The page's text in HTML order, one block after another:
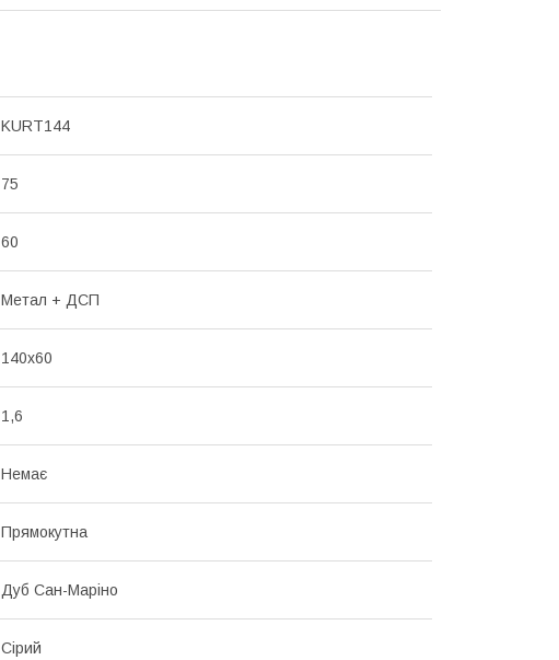
KURT144
75
60
Метал + ДСП
140х60
1,6
Немає
Прямокутна
Дуб Сан-Маріно
Сірий